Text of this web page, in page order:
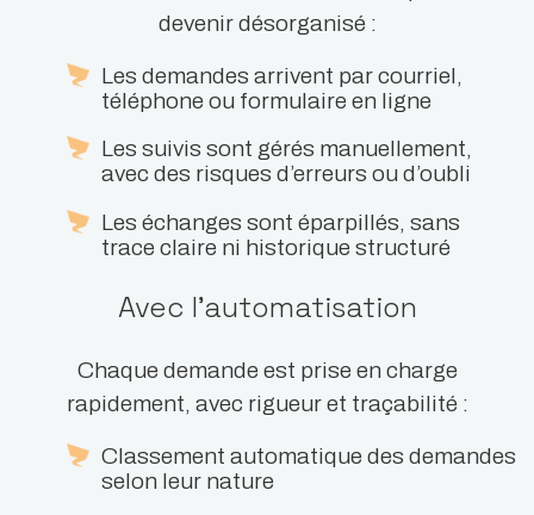
devenir désorganisé :
Les demandes arrivent par courriel,
téléphone ou formulaire en ligne
Les suivis sont gérés manuellement,
avec des risques d’erreurs ou d’oubli
Les échanges sont éparpillés, sans
trace claire ni historique structuré
Avec l’automatisation
Chaque demande est prise en charge
rapidement, avec rigueur et traçabilité :
Classement automatique des demandes
selon leur nature